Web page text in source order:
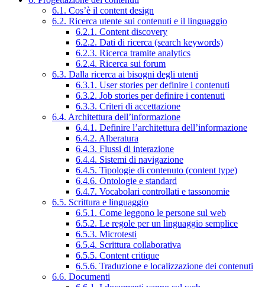
6.1. Cos’è il content design
6.2. Ricerca utente sui contenuti e il linguaggio
6.2.1. Content discovery
6.2.2. Dati di ricerca (search keywords)
6.2.3. Ricerca tramite analytics
6.2.4. Ricerca sui forum
6.3. Dalla ricerca ai bisogni degli utenti
6.3.1. User stories per definire i contenuti
6.3.2. Job stories per definire i contenuti
6.3.3. Criteri di accettazione
6.4. Architettura dell’informazione
6.4.1. Definire l’architettura dell’informazione
6.4.2. Alberatura
6.4.3. Flussi di interazione
6.4.4. Sistemi di navigazione
6.4.5. Tipologie di contenuto (content type)
6.4.6. Ontologie e standard
6.4.7. Vocabolari controllati e tassonomie
6.5. Scrittura e linguaggio
6.5.1. Come leggono le persone sul web
6.5.2. Le regole per un linguaggio semplice
6.5.3. Microtesti
6.5.4. Scrittura collaborativa
6.5.5. Content critique
6.5.6. Traduzione e localizzazione dei contenuti
6.6. Documenti